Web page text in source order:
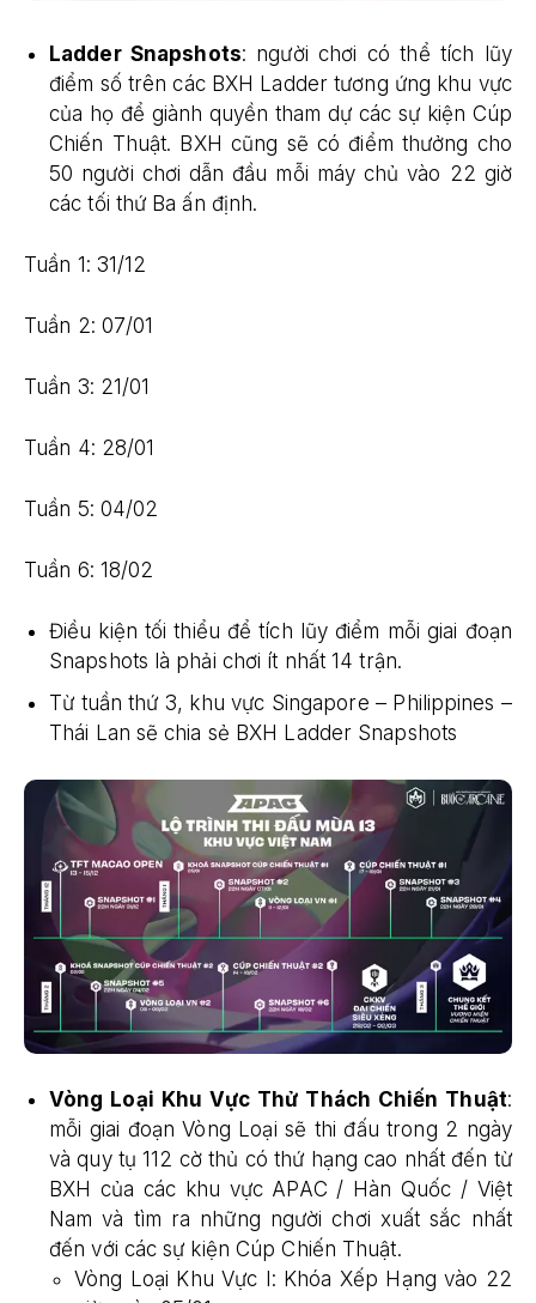
Ladder Snapshots: người chơi có thể tích lũy
điểm số trên các BXH Ladder tương ứng khu vực
của họ để giành quyền tham dự các sự kiện Cúp
Chiến Thuật. BXH cũng sẽ có điểm thưởng cho
50 người chơi dẫn đầu mỗi máy chủ vào 22 giờ
các tối thứ Ba ấn định.
Tuần 1: 31/12
Tuần 2: 07/01
Tuần 3: 21/01
Tuần 4: 28/01
Tuần 5: 04/02
Tuần 6: 18/02
Điều kiện tối thiểu để tích lũy điểm mỗi giai đoạn
Snapshots là phải chơi ít nhất 14 trận.
Từ tuần thứ 3, khu vực Singapore – Philippines –
Thái Lan sẽ chia sẻ BXH Ladder Snapshots
Vòng Loại Khu Vực Thử Thách Chiến Thuật:
mỗi giai đoạn Vòng Loại sẽ thi đấu trong 2 ngày
và quy tụ 112 cờ thủ có thứ hạng cao nhất đến từ
BXH của các khu vực APAC / Hàn Quốc / Việt
Nam và tìm ra những người chơi xuất sắc nhất
đến với các sự kiện Cúp Chiến Thuật.
Vòng Loại Khu Vực I: Khóa Xếp Hạng vào 22